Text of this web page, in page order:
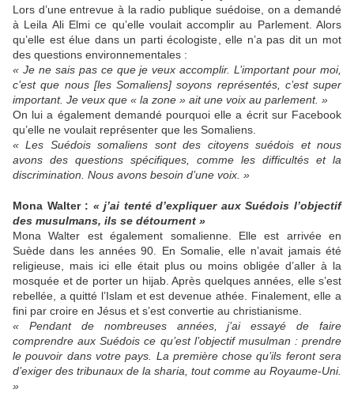
Lors d’une entrevue à la radio publique suédoise, on a demandé
à Leila Ali Elmi ce qu’elle voulait accomplir au Parlement. Alors
qu’elle est élue dans un parti écologiste, elle n’a pas dit un mot
des questions environnementales :
« Je ne sais pas ce que je veux accomplir. L’important pour moi,
c’est que nous [les Somaliens] soyons représentés, c’est super
important. Je veux que « la zone » ait une voix au parlement. »
On lui a également demandé pourquoi elle a écrit sur Facebook
qu’elle ne voulait représenter que les Somaliens.
« Les Suédois somaliens sont des citoyens suédois et nous
avons des questions spécifiques, comme les difficultés et la
discrimination. Nous avons besoin d’une voix. »
Mona Walter : « j’ai tenté d’expliquer aux Suédois l’objectif
des musulmans, ils se détournent »
Mona Walter est également somalienne. Elle est arrivée en
Suède dans les années 90. En Somalie, elle n’avait jamais été
religieuse, mais ici elle était plus ou moins obligée d’aller à la
mosquée et de porter un hijab. Après quelques années, elle s’est
rebellée, a quitté l’Islam et est devenue athée. Finalement, elle a
fini par croire en Jésus et s’est convertie au christianisme.
« Pendant de nombreuses années, j’ai essayé de faire
comprendre aux Suédois ce qu’est l’objectif musulman : prendre
le pouvoir dans votre pays. La première chose qu’ils feront sera
d’exiger des tribunaux de la sharia, tout comme au Royaume-Uni.
»